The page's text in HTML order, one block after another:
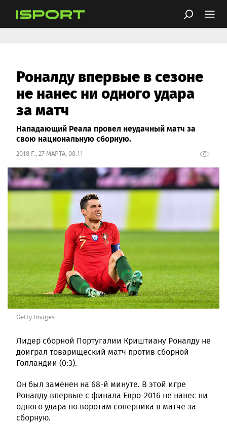
Роналду впервые в сезоне
не нанес ни одного удара
за матч
Нападающий Реала провел неудачный матч за
свою национальную сборную.
2018 Г., 27 МАРТА, 08:11
Getty Images
Лидер сборной Португалии Криштиану Роналду не
доиграл товарищеский матч против сборной
Голландии (0:3).
Он был заменен на 68-й минуте. В этой игре
Роналду впервые с финала Евро-2016 не нанес ни
одного удара по воротам соперника в матче за
сборную.